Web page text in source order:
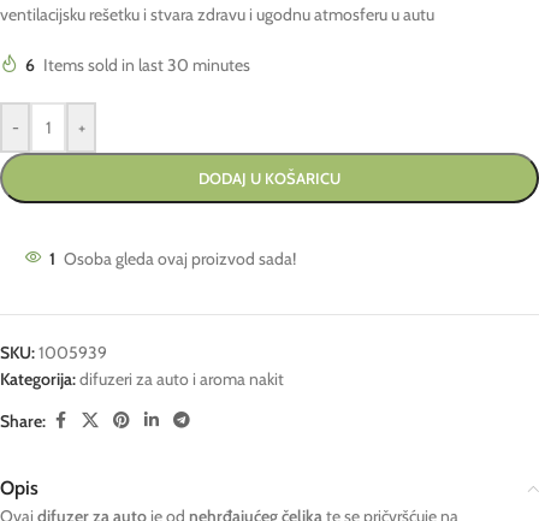
ventilacijsku rešetku i stvara zdravu i ugodnu atmosferu u autu
6 Items sold in last 30 minutes
- +
DODAJ U KOŠARICU
1 Osoba gleda ovaj proizvod sada!
SKU:1005939
Kategorija:difuzeri za auto i aroma nakit
Share:
Opis
Ovaj difuzer za auto je od nehrđajućeg čelikate se pričvršćuje na